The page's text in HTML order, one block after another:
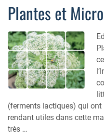
Plantes et
(ferments lactiques) qui ont
rendant utiles dans cette
très …